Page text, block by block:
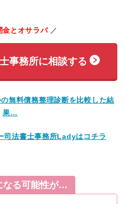
金とオサラバ
事務所に相談する
無料債務整理診断を比較した結
果…
司法書士事務所Ladyはコチラ
なる可能性が…